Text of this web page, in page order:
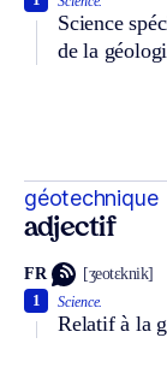
Science
de la
géotechnique
adjectif
FR [ʒeotɛknik]
Science.
Relatif à la
1